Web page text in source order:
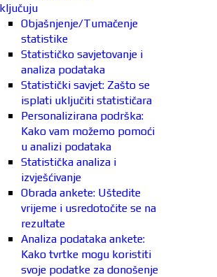
Objašnjenje/Tumačenje
statistike
Statističko savjetovanje i
analiza podataka
Statistički savjet: Zašto se
isplati uključiti statističara
Personalizirana podrška:
Kako vam možemo pomoći
u analizi podataka
Statistička analiza i
izvješćivanje
Obrada ankete: Uštedite
vrijeme i usredotočite se na
rezultate
Analiza podataka ankete:
Kako tvrtke mogu koristiti
svoje podatke za donošenje